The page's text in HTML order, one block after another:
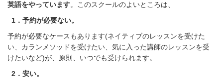
英語をやっています。このスクールのよいところは、
1．予約が必要ない。
予約が必要なケースもあります(ネイティブのレッスンを受けた
い、カランメソッドを受けたい、気に入った講師のレッスンを受
けたいなど)が、原則、いつでも受けられます。
2．安い。